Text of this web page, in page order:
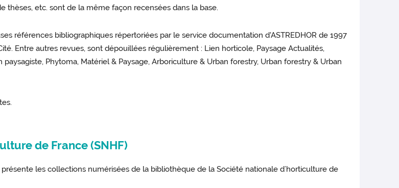
thèses, etc. sont de la même façon recensées dans la base.
références bibliographiques répertoriées par le service documentation d'ASTREDHOR de 1997
Entre autres revues, sont dépouillées régulièrement : Lien horticole, Paysage Actualités,
paysagiste, Phytoma, Matériel & Paysage, Arboriculture & Urban forestry, Urban forestry & Urban
de France (SNHF)
les collections numérisées de la bibliothèque de la Société nationale d’horticulture de